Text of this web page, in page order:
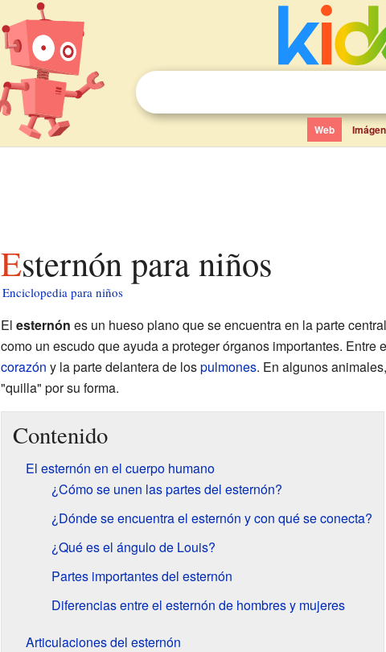
Web
Esternón para niños
Enciclopedia para niños
El esternón es un hueso plano que se encuentra en la parte
como un escudo que ayuda a proteger órganos importantes. Entre
corazón y la parte delantera de lospulmones. En algunos
"quilla" por su forma.
Contenido
El esternón en el cuerpo humano
¿Cómo se unen las partes del esternón?
¿Dónde se encuentra el esternón y con qué se conecta?
¿Qué es el ángulo de Louis?
Partes importantes del esternón
Diferencias entre el esternón de hombres y mujeres
Articulaciones del esternón